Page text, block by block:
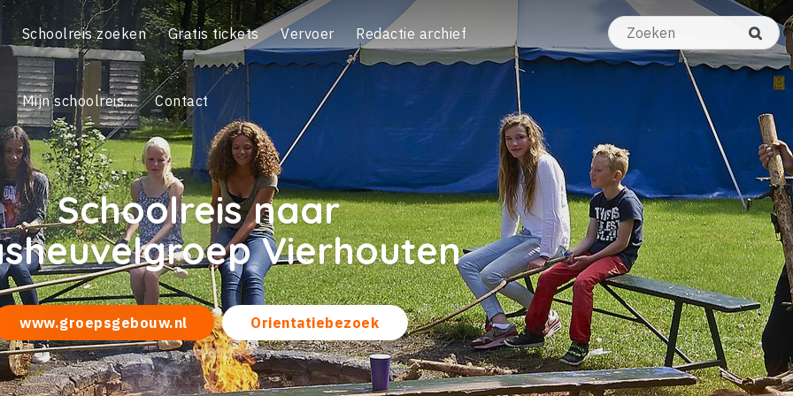
Schoolreis zoeken Gratis tickets Vervoer Redactie archief
Mijn schoolreis... Contact
Schoolreis naar
Vierhouten
www.groepsgebouw.nl Orientatiebezoek